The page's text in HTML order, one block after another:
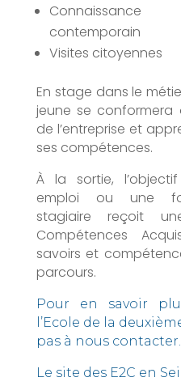
contemporain
Visites citoyennes
En stage dans le
jeune se
de l’entreprise et
ses compétences.
À la sortie,
emploi ou une
stagiaire reçoit
Compétences
savoirs et
parcours.
Pour en savoir
l’Ecole de la
pas à nous contacter.
Le site des E2C en